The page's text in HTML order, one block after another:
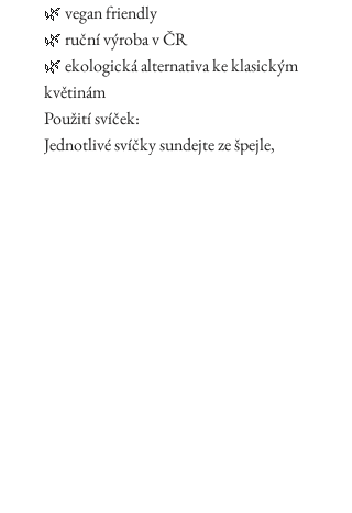
🌿 vegan friendly
🌿 ruční výroba v ČR
🌿 ekologická alternativa ke klasickým
květinám
Použití svíček:
Jednotlivé svíčky sundejte ze špejle,